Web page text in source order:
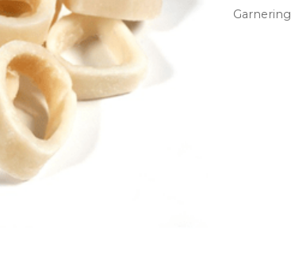
aantal
Garnering